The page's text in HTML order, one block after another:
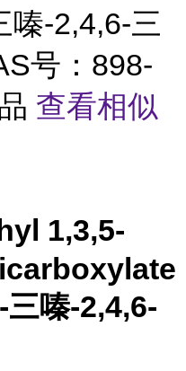
嗪-2,4,6-三
号：898-
查看相似
1,3,5-
三嗪-2,4,6-